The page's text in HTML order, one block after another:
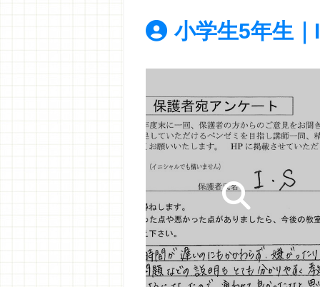
小学生5年生